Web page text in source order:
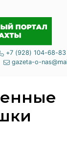
+7 (928) 104-68-83
gazeta-o-